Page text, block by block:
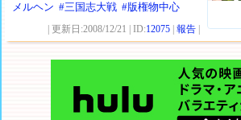
メルヘン #三国志大戦 #版権物中心
| 更新日:2008/12/21 | ID:12075 |報告